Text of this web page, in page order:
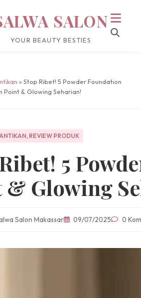
SALON
YOUR BEAUTY BESTIES
» Stop Ribet! 5 Powder Foundation
Point & Glowing Seharian!
, REVIEW PRODUK
5
& Glowing
Salon Makassar 09/07/2025 0